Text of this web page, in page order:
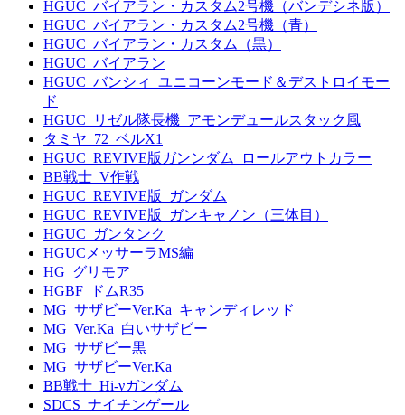
HGUC_バイアラン・カスタム2号機（バンデシネ版）
HGUC_バイアラン・カスタム2号機（青）
HGUC_バイアラン・カスタム（黒）
HGUC_バイアラン
HGUC_バンシィ_ユニコーンモード＆デストロイモー
ド
HGUC_リゼル隊長機_アモンデュールスタック風
タミヤ_72_ベルX1
HGUC_REVIVE版ガンンダム_ロールアウトカラー
BB戦士_V作戦
HGUC_REVIVE版_ガンダム
HGUC_REVIVE版_ガンキャノン（三体目）
HGUC_ガンタンク
HGUCメッサーラMS編
HG_グリモア
HGBF_ドムR35
MG_サザビーVer.Ka_キャンディレッド
MG_Ver.Ka_白いサザビー
MG_サザビー黒
MG_サザビーVer.Ka
BB戦士_Hi-νガンダム
SDCS_ナイチンゲール